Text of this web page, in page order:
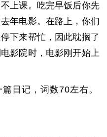
上课。吃完早饭后你先
年电影。在路上，你们
下来帮忙，因此耽搁了
影院时，电影刚开始上
日记，词数70左右。